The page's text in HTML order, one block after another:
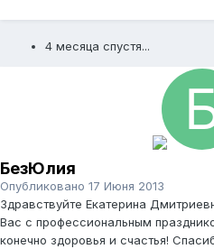
4 месяца спустя...
БезЮлия
Опубликовано 17 Июня 2013
Здравствуйте Екатерина
Вас с профессиональным
конечно здоровья и счастья!